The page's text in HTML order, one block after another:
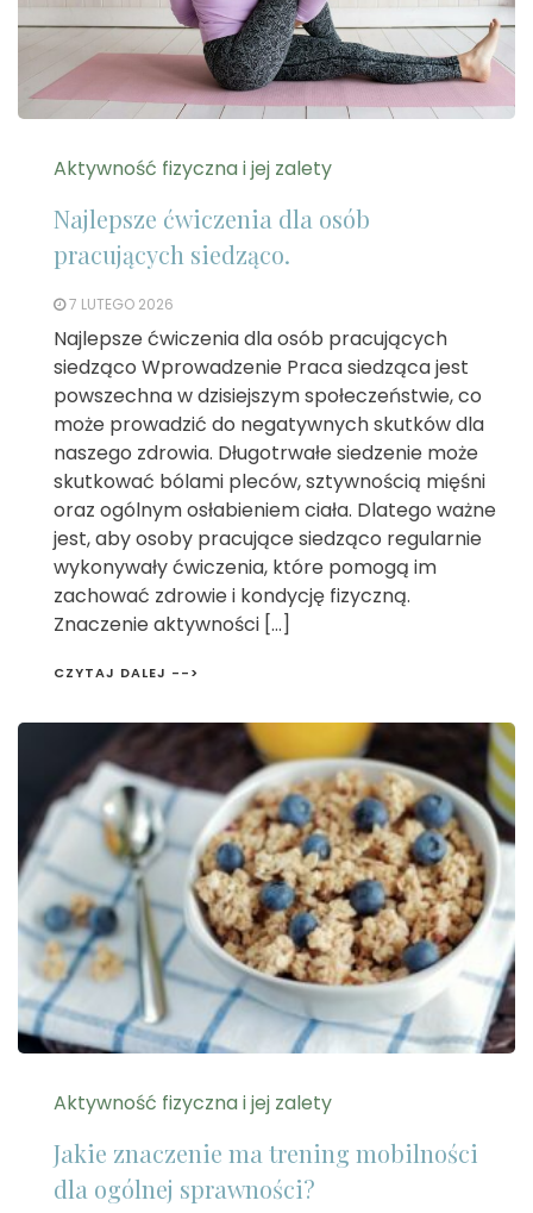
Aktywność fizyczna i jej zalety
Najlepsze ćwiczenia dla osób
pracujących siedząco.
7 LUTEGO 2026
Najlepsze ćwiczenia dla osób pracujących
siedząco Wprowadzenie Praca siedząca jest
powszechna w dzisiejszym społeczeństwie, co
może prowadzić do negatywnych skutków dla
naszego zdrowia. Długotrwałe siedzenie może
skutkować bólami pleców, sztywnością mięśni
oraz ogólnym osłabieniem ciała. Dlatego ważne
jest, aby osoby pracujące siedząco regularnie
wykonywały ćwiczenia, które pomogą im
zachować zdrowie i kondycję fizyczną.
Znaczenie aktywności […]
CZYTAJ DALEJ -->
Aktywność fizyczna i jej zalety
Jakie znaczenie ma trening mobilności
dla ogólnej sprawności?